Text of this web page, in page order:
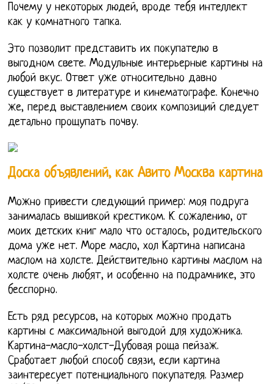
Почему у некоторых людей, вроде тебя интеллект
как у комнатного тапка.
Это позволит представить их покупателю в
выгодном свете. Модульные интерьерные картины на
любой вкус. Ответ уже относительно давно
существует в литературе и кинематографе. Конечно
же, перед выставлением своих композиций следует
детально прощупать почву.
Доска объявлений, как Авито Москва картина
Можно привести следующий пример: моя подруга
занималась вышивкой крестиком. К сожалению, от
моих детских книг мало что осталось, родительского
дома уже нет. Море масло, хол Картина написана
маслом на холсте. Действительно картины маслом на
холсте очень любят, и особенно на подрамнике, это
бесспорно.
Есть ряд ресурсов, на которых можно продать
картины с максимальной выгодой для художника.
Картина-масло-холст-Дубовая роща пейзаж.
Сработает любой способ связи, если картина
заинтересует потенциального покупателя. Размер